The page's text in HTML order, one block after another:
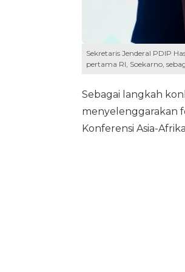
Sekretaris Jenderal PDIP
pertama RI, Soekarno,
Sebagai langkah
menyelenggarakan
Konferensi Asia-